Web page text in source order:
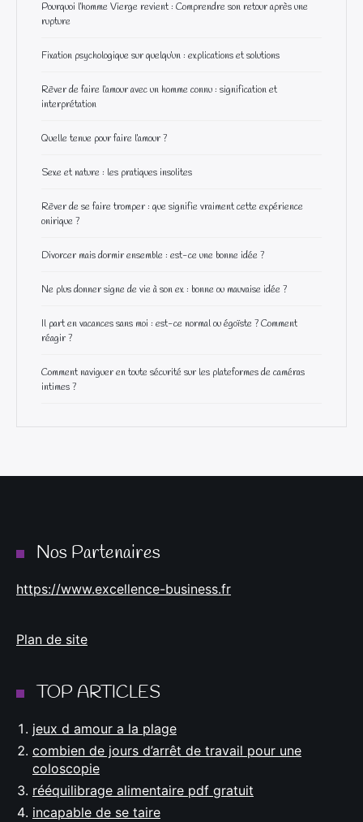
Pourquoi l’homme Vierge revient : Comprendre son retour après une
rupture
Fixation psychologique sur quelqu’un : explications et solutions
Rêver de faire l’amour avec un homme connu : signification et
interprétation
Quelle tenue pour faire l’amour ?
Sexe et nature : les pratiques insolites
Rêver de se faire tromper : que signifie vraiment cette expérience
onirique ?
Divorcer mais dormir ensemble : est-ce une bonne idée ?
Ne plus donner signe de vie à son ex : bonne ou mauvaise idée ?
Il part en vacances sans moi : est-ce normal ou égoïste ? Comment
réagir ?
Comment naviguer en toute sécurité sur les plateformes de caméras
intimes ?
Nos Partenaires
https://www.excellence-business.fr
Plan de site
TOP ARTICLES
jeux d amour a la plage
combien de jours d’arrêt de travail pour une
coloscopie
rééquilibrage alimentaire pdf gratuit
incapable de se taire